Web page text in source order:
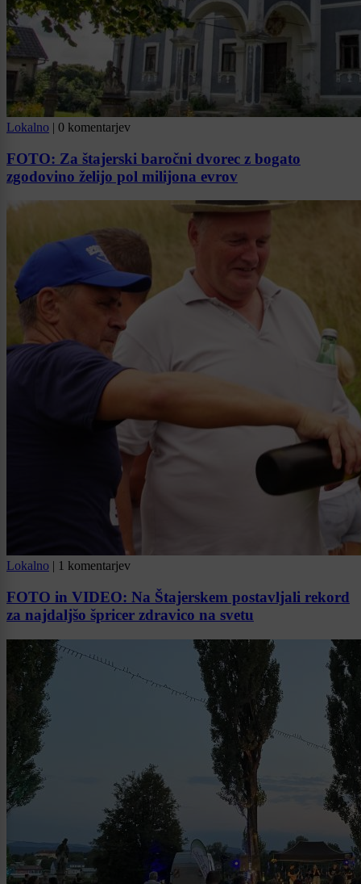
Lokalno | 0 komentarjev
FOTO: Za štajerski baročni dvorec z bogato
zgodovino želijo pol milijona evrov
Lokalno | 1 komentarjev
FOTO in VIDEO: Na Štajerskem postavljali rekord
za najdaljšo špricer zdravico na svetu